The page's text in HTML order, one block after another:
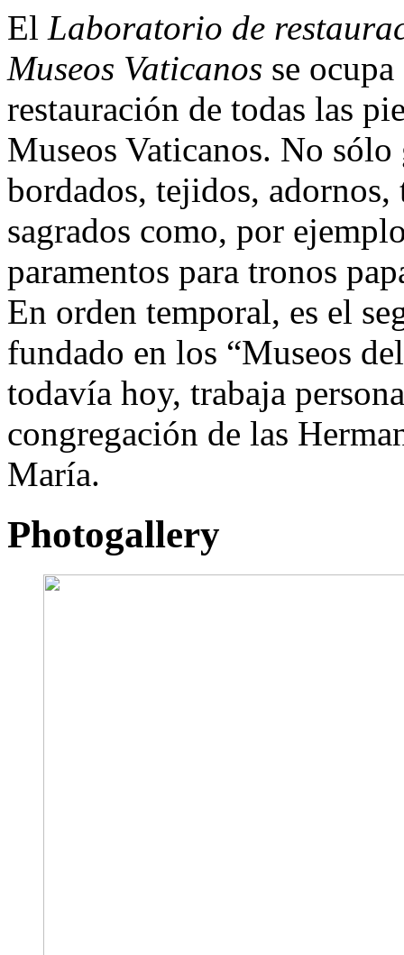
El Laboratorio de
Museos Vaticanos se
restauración de todas las
Museos Vaticanos. No
bordados, tejidos,
sagrados como, por
paramentos para tronos
En orden temporal, es el
fundado en los “Museos
todavía hoy, trabaja
congregación de las
María.
Photogallery